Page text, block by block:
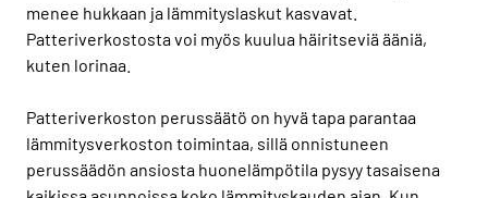
menee hukkaan ja lämmityslaskut kasvavat.
Patteriverkostosta voi myös kuulua häiritseviä ääniä,
kuten lorinaa.
Patteriverkoston perussäätö on hyvä tapa parantaa
lämmitysverkoston toimintaa, sillä onnistuneen
perussäädön ansiosta huonelämpötila pysyy tasaisena